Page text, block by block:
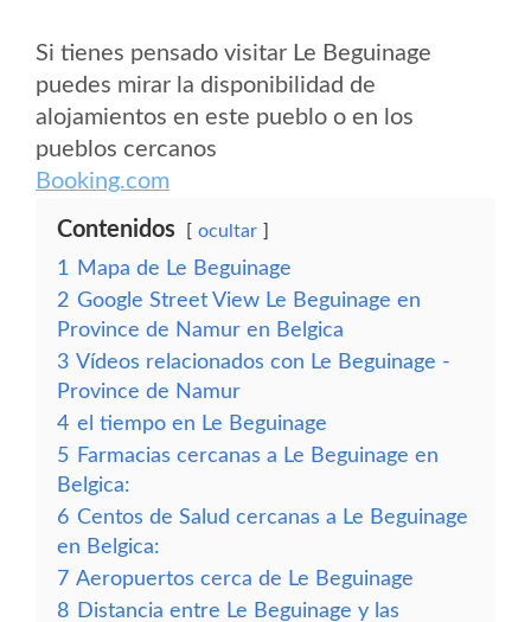
Si tienes pensado visitar Le Beguinage
puedes mirar la disponibilidad de
alojamientos en este pueblo o en los
pueblos cercanos
Booking.com
Contenidos ocultar
1
Mapa de Le Beguinage
2 Google Street View Le Beguinage en
Province de Namur en Belgica
3 Vídeos relacionados con Le Beguinage -
Province de Namur
4 el tiempo en Le Beguinage
5 Farmacias cercanas a Le Beguinage en
Belgica:
6 Centos de Salud cercanas a Le Beguinage
en Belgica:
7 Aeropuertos cerca de Le Beguinage
8 Distancia entre Le Beguinage y las